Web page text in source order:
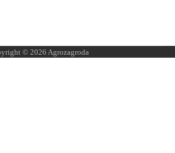
© 2026Agrozagroda